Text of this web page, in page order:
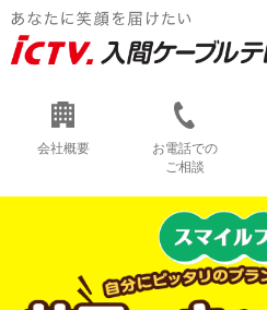
会社概要
お電話での
ご相談